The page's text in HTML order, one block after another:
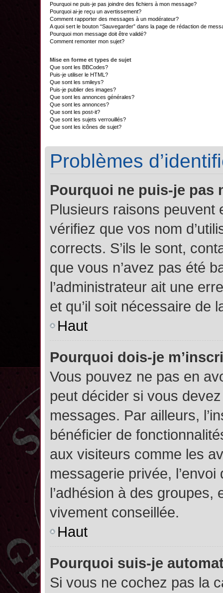
Pourquoi ne puis-je pas joindre des fichiers à mon message?
Pourquoi ai-je reçu un avertissement?
Comment rapporter des messages à un modérateur?
A quoi sert le bouton “Sauvegarder” dans la page de rédaction de
Pourquoi mon message doit être validé?
Comment remonter mon sujet?
Mise en forme et types de sujet
Que sont les BBCodes?
Puis-je utiliser le HTML?
Que sont les smileys?
Puis-je publier des images?
Que sont les annonces générales?
Que sont les annonces?
Que sont les post-it?
Que sont les sujets verrouillés?
Que sont les icônes de sujet?
Problèmes
Pourquoi ne puis-je pas
Plusieurs raisons peuvent
vérifiez que vos nom
corrects. S’ils le sont,
que vous n’avez pas été
l’administrateur ait une
et qu’il soit nécessaire de
Haut
Pourquoi dois-je
Vous pouvez ne pas en
peut décider si vous
messages. Par ailleurs,
bénéficier de
aux visiteurs comme les
messagerie privée,
l’adhésion à des groupes,
vivement conseillée.
Haut
Pourquoi suis-je
Si vous ne cochez pas la